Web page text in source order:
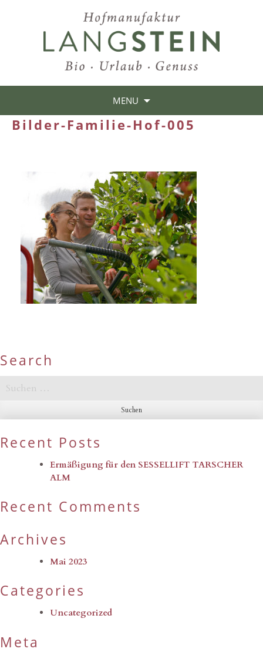
MENU
Bilder-Familie-Hof-005
Search
Suchen
nach:
Recent Posts
Ermäßigung für den SESSELLIFT TARSCHER
ALM
Recent Comments
Archives
Mai 2023
Categories
Uncategorized
Meta